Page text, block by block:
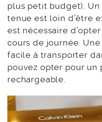
plus petit budget).
tenue est loin d’être
est nécessaire
cours de journée.
facile à transporter
pouvez opter pour un
rechargeable.